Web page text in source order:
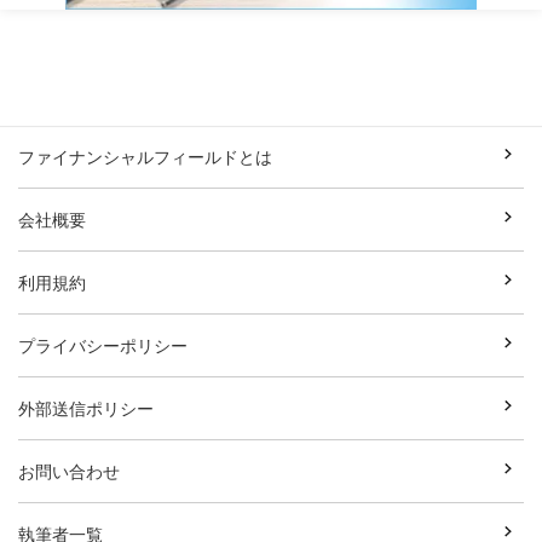
ファイナンシャルフィールドとは
会社概要
利用規約
プライバシーポリシー
外部送信ポリシー
お問い合わせ
執筆者一覧